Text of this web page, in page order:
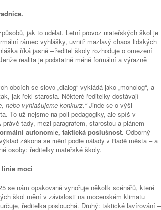
jak to udělat. Letní provoz mateřských škol je
rámec vyhlášky, uvnitř mazlavý chaos lidských
říká jasně – ředitel školy rozhoduje o omezení
realita je podstatně méně formální a výrazně
obcích se slovo „dialog“ vykládá jako „monolog“, a
jak řekl starosta. Některé ředitelky dostávají
nebo vyhlašujeme konkurz.“Jinde se o výši
To už nejsme na poli pedagogiky, ale spíš v
tady, mezi paragrafem, starostou a plánem
autonomie, faktická poslušnost. Odborný
zákona se mění podle nálady v Radě města – a
osoby: ředitelky mateřské školy.
linie moci
se nám opakovaně vynořuje několik scénářů, které
škol mění v závislosti na mocenském klimatu
ředitelka poslouchá. Druhý: taktické lavírování –